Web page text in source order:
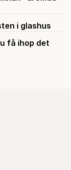
i glashus
få ihop det